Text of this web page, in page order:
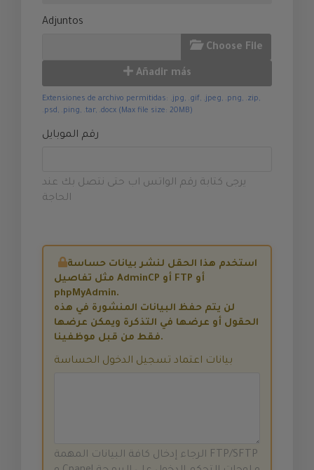
Adjuntos
Choose File
Añadir más
Extensiones de archivo permitidas: .jpg, .gif, .jpeg, .png, .zip,
.psd, .ping, .tar, .docx (Max file size: 20MB)
رقم الموبايل
يرجى كتابة رقم الواتس اب حتى نتصل بك عند
الحاجة
استخدم هذا الحقل لنشر بيانات حساسة
مثل تفاصيل AdminCP أو FTP أو
phpMyAdmin.
لن يتم حفظ البيانات المنشورة في هذه
الحقول أو عرضها في التذكرة ويمكن عرضها
فقط من قبل موظفينا.
بيانات اعتماد تسجيل الدخول الحساسة
الرجاء إدخال كافة البيانات المهمة FTP/SFTP